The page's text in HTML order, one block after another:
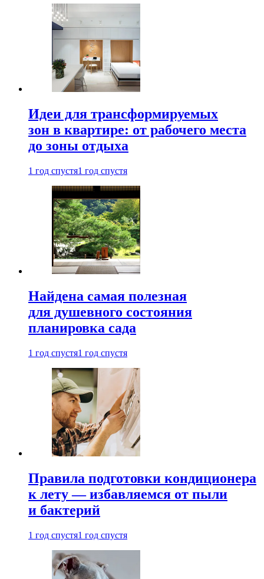
Идеи для трансформируемых
зон в квартире: от рабочего места
до зоны отдыха
1 год спустя1 год спустя
Найдена самая полезная
для душевного состояния
планировка сада
1 год спустя1 год спустя
Правила подготовки кондиционера
к лету — избавляемся от пыли
и бактерий
1 год спустя1 год спустя